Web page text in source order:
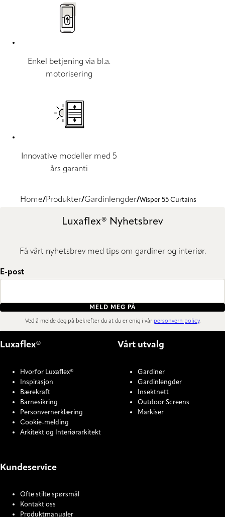
Enkel betjening via bl.a.
motorisering
Innovative modeller med 5
års garanti
Home Produkter Gardinlengder Wisper 55 Curtains
Luxaflex® Nyhetsbrev
Få vårt nyhetsbrev med tips om gardiner og interiør.
E-post
MELD MEG PÅ
Ved å melde deg på bekrefter du at du er enig i vår personvern policy.
Luxaflex®
Hvorfor Luxaflex®
Inspirasjon
Bærekraft
Barnesikring
Personvernerklæring
Cookie-melding
Arkitekt og Interiørarkitekt
Vårt utvalg
Gardiner
Gardinlengder
Insektnett
Outdoor Screens
Markiser
Kundeservice
Ofte stilte spørsmål
Kontakt oss
Produktmanualer